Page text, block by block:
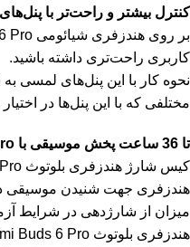
کنترل بیشتر و راحت‌تر با
کاربری راحت‌تری داشته باشید.
نحوه کار با این پنل‌های لمسی
مختلفی که با این پنل‌ها در
تا 36 ساعت پخش موسیقی با Redmi Buds 6 Pro و شارژ سریع
میزان از شارژدهی در شرایط